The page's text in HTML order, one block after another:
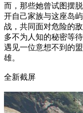
而，那些她曾试图摆
开自己家族与这座岛
战，共同面对危险的
多不为人知的秘密等
遇见一位意想不到的
雄。
全新截屏